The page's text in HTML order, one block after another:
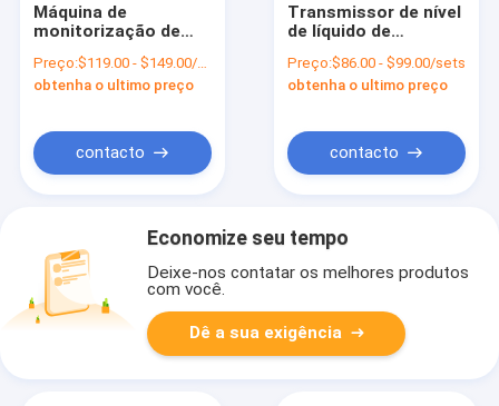
Máquina de
monitorização de
UBZD4000Y de grau
industrial para
Preço:$119.00 - $149.00/sets
obtenha o ultimo preço
contacto
Transmissor de nível
de líquido de
líquidos corrosivos
no intervalo de 0,5-
Preço:$86.00 - $99.00/sets
obtenha o ultimo preço
contacto
Economize seu tempo
Deixe-nos contatar os melhores produtos
com você.
Dê a sua exigência